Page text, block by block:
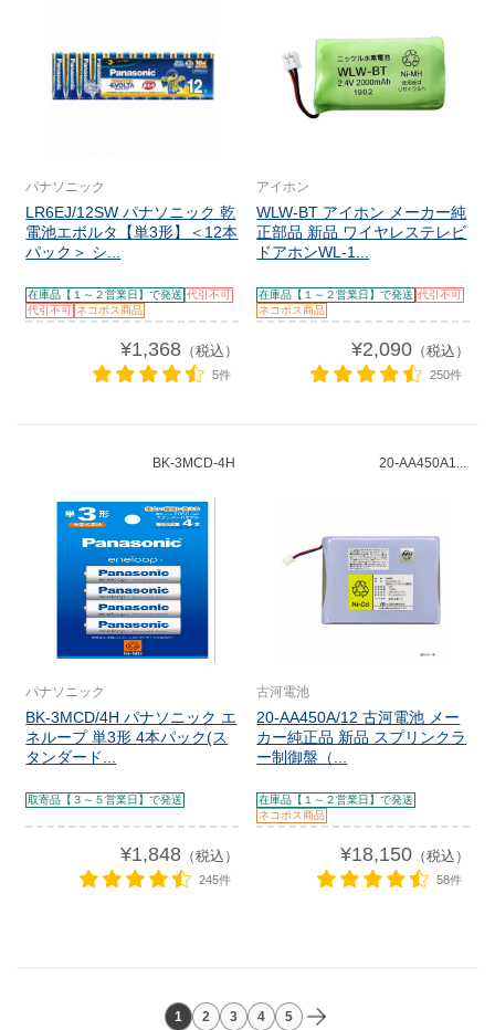
パナソニック
LR6EJ/12SW パナソニック 乾
電池エボルタ【単3形】＜12本
パック＞ シ...
在庫品【１～２営業日】で発送 代引不可
代引不可 ネコポス商品
¥1,368（税込）
5件
アイホン
WLW-BT アイホン メーカー純
正部品 新品 ワイヤレステレビ
ドアホンWL-1...
在庫品【１～２営業日】で発送 代引不可
ネコポス商品
¥2,090（税込）
250件
BK-3MCD-4H
パナソニック
BK-3MCD/4H パナソニック エ
ネループ 単3形 4本パック(ス
タンダード...
取寄品【３～５営業日】で発送
¥1,848（税込）
245件
20-AA450A1...
古河電池
20-AA450A/12 古河電池 メー
カー純正品 新品 スプリンクラ
ー制御盤（...
在庫品【１～２営業日】で発送
ネコポス商品
¥18,150（税込）
58件
1 2 3 4 5